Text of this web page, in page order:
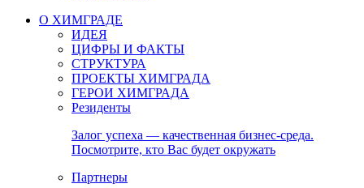
О ХИМГРАДЕ
ИДЕЯ
ЦИФРЫ И ФАКТЫ
СТРУКТУРА
ПРОЕКТЫ ХИМГРАДА
ГЕРОИ ХИМГРАДА
Резиденты
Залог успеха — качественная бизнес-среда.
Посмотрите, кто Вас будет окружать
Партнеры